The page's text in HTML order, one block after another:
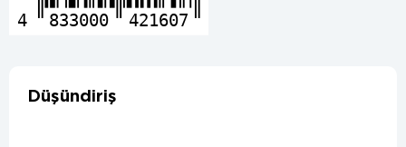
4 833000 421607
Düşündiriş